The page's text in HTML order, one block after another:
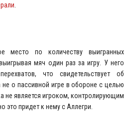
.
место по количеству выигранных
мяч один раз за игру. У него
что свидетельствует об
не о пассивной игре в обороне с целью
не является игроком, контролирующим
это придет к нему с Аллегри.